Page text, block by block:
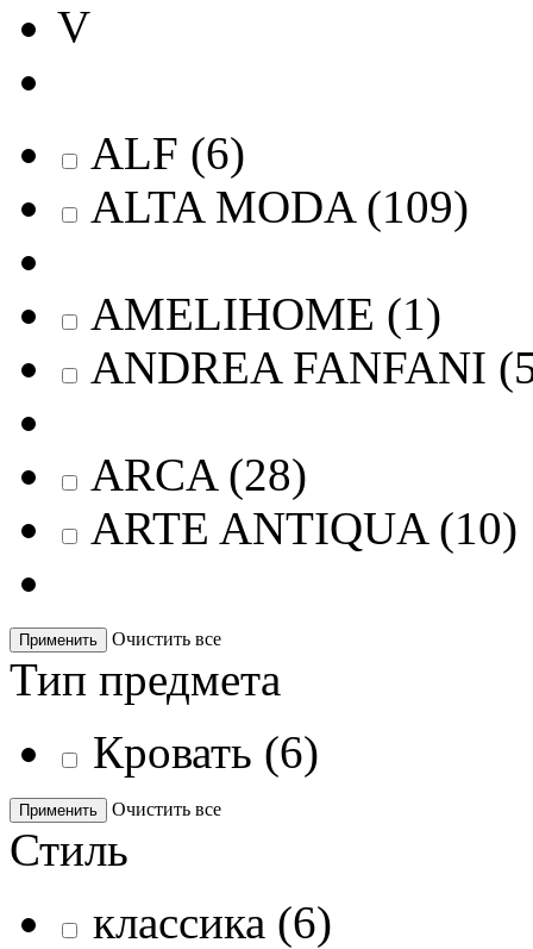
V
ALF (6)
ALTA MODA (109)
AMELIHOME (1)
ANDREA FANFANI (
ARCA (28)
ARTE ANTIQUA (10)
Применить Очистить все
Тип предмета
Кровать (6)
Применить Очистить все
Стиль
классика (6)